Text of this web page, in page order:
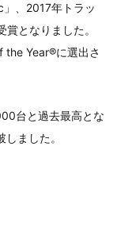
、2017年トラッ
となりました。
the Year®に選出さ
台と過去最高とな
ました。